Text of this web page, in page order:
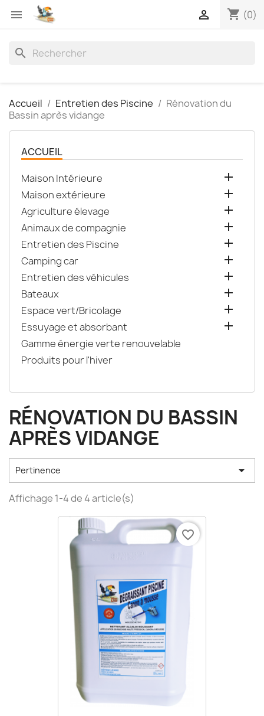
 shopping_cart (0)

search
Accueil Entretien des Piscine
Rénovation du
Bassin après vidange
ACCUEIL
Maison Intérieure 
Maison extérieure 
Agriculture élevage 
Animaux de compagnie 
Entretien des Piscine 
Camping car 
Entretien des véhicules 
Bateaux 
Espace vert/Bricolage 
Essuyage et absorbant 
Gamme énergie verte renouvelable
Produits pour l'hiver
RÉNOVATION DU BASSIN
APRÈS VIDANGE
Pertinence 
Affichage 1-4 de 4 article(s)
favorite_border